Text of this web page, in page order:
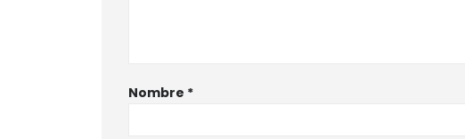
Nombre *